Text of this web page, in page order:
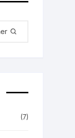
(7)